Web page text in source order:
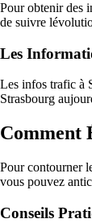
Pour obtenir des
de suivre
Les
Les infos trafic à
Strasbourg
Comment
Pour contourner
vous pouvez
Conseils